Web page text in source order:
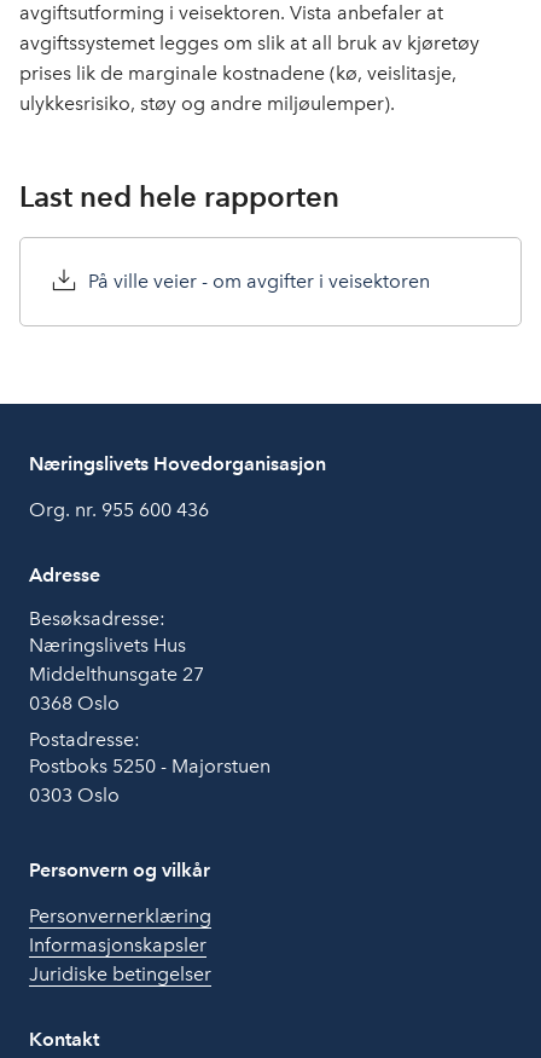
avgiftsutforming i veisektoren. Vista anbefaler at
avgiftssystemet legges om slik at all bruk av kjøretøy
prises lik de marginale kostnadene (kø, veislitasje,
ulykkesrisiko, støy og andre miljøulemper).
Last ned hele rapporten
På ville veier - om avgifter i veisektoren
Næringslivets Hovedorganisasjon
Org. nr. 955 600 436
Adresse
Besøksadresse:
Næringslivets Hus
Middelthunsgate 27
0368 Oslo
Postadresse:
Postboks 5250 - Majorstuen
0303 Oslo
Personvern og vilkår
Personvernerklæring
Informasjonskapsler
Juridiske betingelser
Kontakt